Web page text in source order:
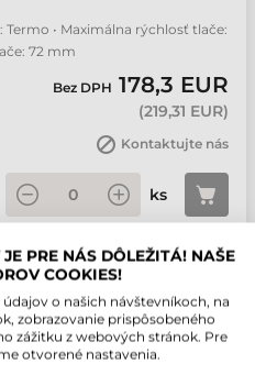
Termo • Maximálna rýchlosť tlače:
72 mm
Bez DPH 178,3 EUR
(219,31 EUR)
Kontaktujte nás
ks
OD TÝCH, KTORÍ
NAJLEPŠIE!
PRE NÁS DÔLEŽITÁ! NAŠE
COOKIES!
o našich návštevníkoch, na
zobrazovanie prispôsobeného
zážitku z webových stránok. Pre
otvorené nastavenia.